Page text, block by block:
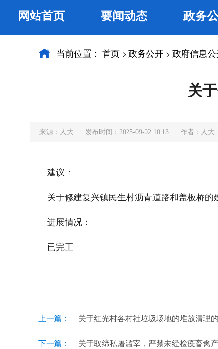
网站首页 要闻动态 政务
当前位置： 首页 > 政务公开 > 政府信息
关
来源：人大 发布时间：2025-09-02 10:13 作者：人大
建议：
关于修建复兴镇民生村沥青道路和盖板桥的
进展情况：
已完工
上一篇： 关于红光村各村社垃圾场地的堆放清理
下一篇： 关于取缔私屠滥宰，严禁未经检疫畜禽